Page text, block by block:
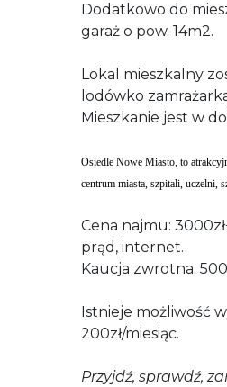
Dodatkowo do
garaż o pow. 14m2.
Lokal mieszkalny
lodówko
Mieszkanie jest w
Osiedle Nowe Miasto, to
centrum miasta, szpitali, uczelni,
Cena najmu:
prąd, internet.
Kaucja zwrotna:
Istnieje możliwość
200zł/miesiąc.
Przyjdź, sprawdź,